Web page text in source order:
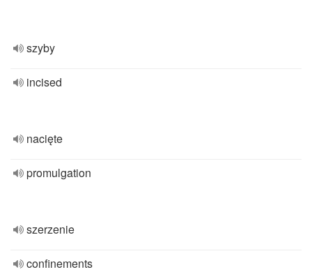
szyby
incised
nacięte
promulgation
szerzenie
confinements